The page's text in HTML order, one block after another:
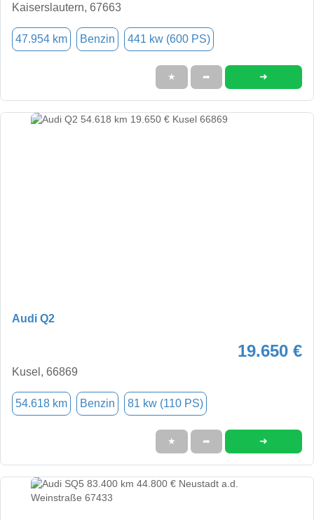
Kaiserslautern, 67663
47.954 km Benzin 441 kw (600 PS)
★ ➦ ➜
Audi Q2
19.650 €
Kusel, 66869
54.618 km Benzin 81 kw (110 PS)
★ ➦ ➜